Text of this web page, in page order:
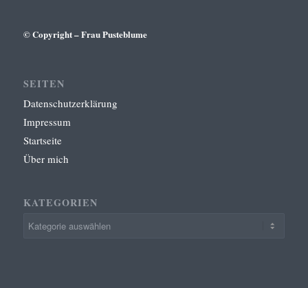
© Copyright – Frau Pusteblume
SEITEN
Datenschutzerklärung
Impressum
Startseite
Über mich
KATEGORIEN